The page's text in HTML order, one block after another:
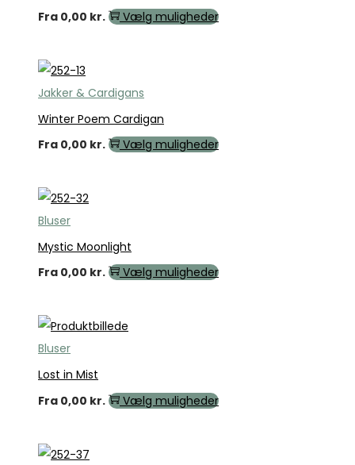
Fra 0,00 kr. Vælg muligheder
Jakker & Cardigans
Winter Poem Cardigan
Fra 0,00 kr. Vælg muligheder
Bluser
Mystic Moonlight
Fra 0,00 kr. Vælg muligheder
Bluser
Lost in Mist
Fra 0,00 kr. Vælg muligheder